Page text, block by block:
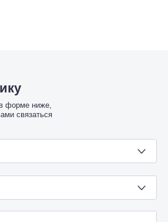
форме ниже,
связаться